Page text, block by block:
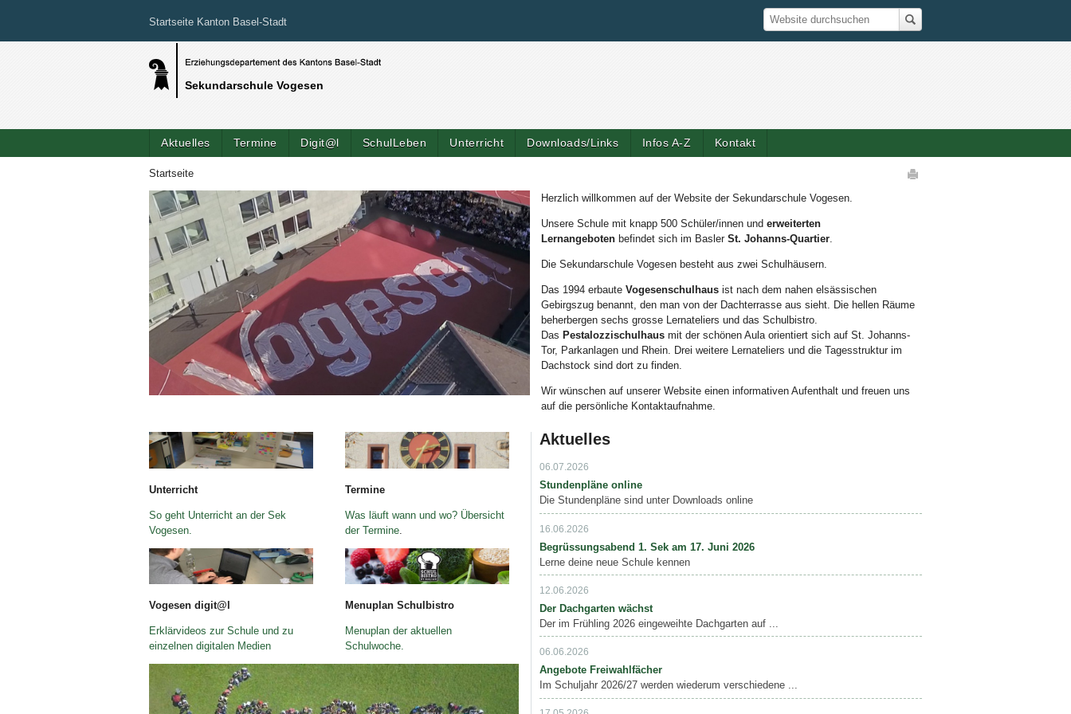
Startseite Kanton Basel-Stadt
Sekundarschule Vogesen
Suche
Website durchsuchen
Aktuelles Termine Digit@l SchulLeben Unterricht Downloads/Links Infos A-Z Kontakt
Startseite
Herzlich willkommen auf der Website der Sekundarschule Vogesen.
Unsere Schule mit knapp 500 Schüler/innen underweiterten
Lernangeboten befindet sich im Basler St. Johanns-Quartier.
Die Sekundarschule Vogesen besteht aus zwei Schulhäusern.
Das 1994 erbauteVogesenschulhaus ist nach dem nahen elsässischen
Gebirgszug benannt, den man von der Dachterrasse aus sieht. Die hellen Räume
beherbergen sechs grosse Lernateliers und das Schulbistro.
Das Pestalozzischulhaus mit der schönen Aula orientiert sich auf St. Johanns-
Tor, Parkanlagen und Rhein. Drei weitere Lernateliers und die Tagesstruktur im
Dachstock sind dort zu finden.
Wir wünschen auf unserer Website einen informativen Aufenthalt und freuen uns
auf die persönliche Kontaktaufnahme.
Unterricht
So geht Unterricht an der Sek
Vogesen.
Termine
Was läuft wann und wo? Übersicht
der Termine.
Vogesen digit@l
Erklärvideos zur Schule und zu
einzelnen digitalen Medien
Menuplan Schulbistro
Menuplan der aktuellen
Schulwoche.
Aktuelles
06.07.2026
Stundenpläne online
Die Stundenpläne sind unter Downloads online
16.06.2026
Begrüssungsabend 1. Sek am 17. Juni 2026
Lerne deine neue Schule kennen
12.06.2026
Der Dachgarten wächst
Der im Frühling 2026 eingeweihte Dachgarten auf ...
06.06.2026
Angebote Freiwahlfächer
Im Schuljahr 2026/27 werden wiederum verschiedene ...